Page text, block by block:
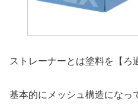
ストレーナーとは塗料を【ろ
基本的にメッシュ構造になっ